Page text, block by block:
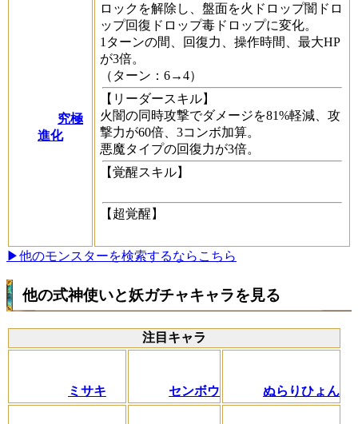
究極
進化
ロックを解除し、盤面を火ドロップ闇ドロ
ップ回復ドロップ毒ドロップに変化。
1ターンの間、回復力、操作時間、最大HP
が3倍。
（ターン：6→4）
【リーダースキル】
火闇の同時攻撃でダメージを81%軽減、攻
撃力が60倍、3コンボ加算。
悪魔タイプの回復力が3倍。
【覚醒スキル】
【超覚醒】
▶他のモンスターを検索するならこちら
他の式神使いと妖ガチャキャラを見る
注目キャラ
ミサキ センボウ ぬらりひょん